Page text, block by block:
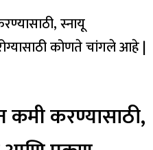
करण्यासाठी,